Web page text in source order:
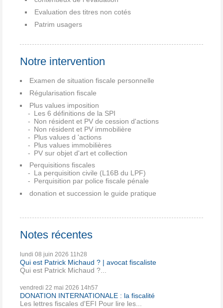
Evaluation des titres non cotés
Patrim usagers
Notre intervention
Examen de situation fiscale personnelle
Régularisation fiscale
Plus values imposition
Les 6 définitions de la SPI
Non résident et PV de cession d'actions
Non résident et PV immobilière
Plus values d 'actions
Plus values immobilières
PV sur objet d'art et collection
Perquisitions fiscales
La perquisition civile (L16B du LPF)
Perquisition par police fiscale pénale
donation et succession le guide pratique
Notes récentes
lundi 08 juin 2026 11h28
Qui est Patrick Michaud ? | avocat fiscaliste
Qui est Patrick Michaud ?...
vendredi 22 mai 2026 14h57
DONATION INTERNATIONALE : la fiscalité
Les lettres fiscales d'EFI Pour lire les...